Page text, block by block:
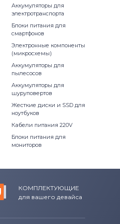
Аккумуляторы для
электротранспорта
Блоки питания для
смартфонов
Электронные компоненты
(микросхемы)
Аккумуляторы для
пылесосов
Аккумуляторы для
шуруповертов
Жесткие диски и SSD для
ноутбуков
Кабели питания 220V
Блоки питания для
мониторов
КОМПЛЕКТУЮЩИЕ
для вашего девайса